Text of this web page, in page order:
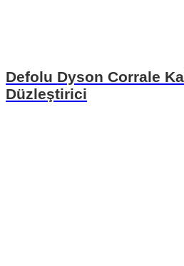
Defolu Dyson Corrale
Düzleştirici